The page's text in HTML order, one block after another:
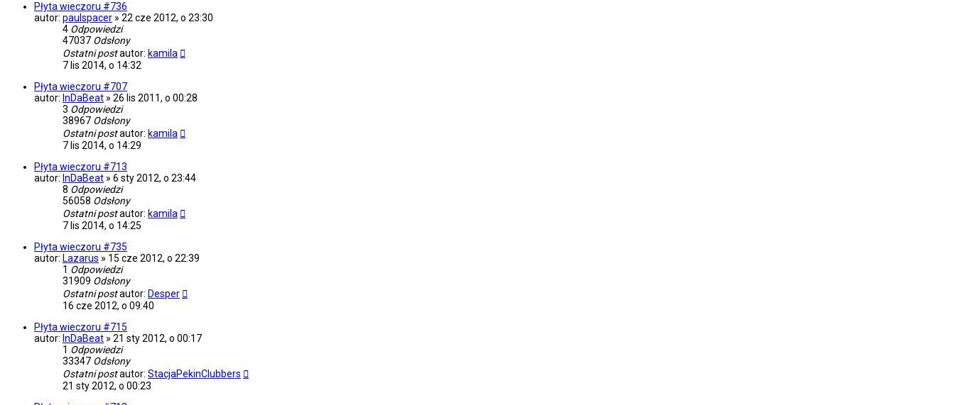
Płyta wieczoru #736
autor: paulspacer » 22 cze 2012, o 23:30
4 Odpowiedzi
47037 Odsłony
Ostatni postautor: kamila
7 lis 2014, o 14:32
Płyta wieczoru #707
autor: InDaBeat » 26 lis 2011, o 00:28
3 Odpowiedzi
38967 Odsłony
Ostatni postautor: kamila
7 lis 2014, o 14:29
Płyta wieczoru #713
autor: InDaBeat » 6 sty 2012, o 23:44
8 Odpowiedzi
56058 Odsłony
Ostatni postautor: kamila
7 lis 2014, o 14:25
Płyta wieczoru #735
autor: Lazarus » 15 cze 2012, o 22:39
1 Odpowiedzi
31909 Odsłony
Ostatni postautor: Desper
16 cze 2012, o 09:40
Płyta wieczoru #715
autor: InDaBeat » 21 sty 2012, o 00:17
1 Odpowiedzi
33347 Odsłony
Ostatni postautor: StacjaPekinClubbers
21 sty 2012, o 00:23